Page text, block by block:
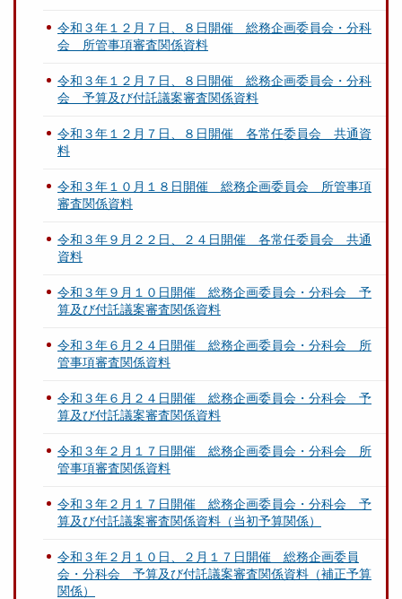
令和３年１２月７日、８日開催 総務企画委員会・分科
会 所管事項審査関係資料
令和３年１２月７日、８日開催 総務企画委員会・分科
会 予算及び付託議案審査関係資料
令和３年１２月７日、８日開催 各常任委員会 共通資
料
令和３年１０月１８日開催 総務企画委員会 所管事項
審査関係資料
令和３年９月２２日、２４日開催 各常任委員会 共通
資料
令和３年９月１０日開催 総務企画委員会・分科会 予
算及び付託議案審査関係資料
令和３年６月２４日開催 総務企画委員会・分科会 所
管事項審査関係資料
令和３年６月２４日開催 総務企画委員会・分科会 予
算及び付託議案審査関係資料
令和３年２月１７日開催 総務企画委員会・分科会 所
管事項審査関係資料
令和３年２月１７日開催 総務企画委員会・分科会 予
算及び付託議案審査関係資料（当初予算関係）
令和３年２月１０日、２月１７日開催 総務企画委員
会・分科会 予算及び付託議案審査関係資料（補正予算
関係）